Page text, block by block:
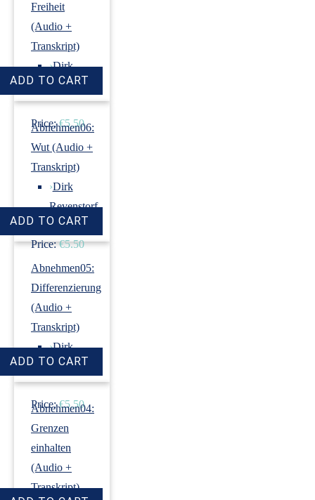
Freiheit
(Audio +
Transkript)
›Dirk
Revenstorf
Price: €5.50
Abnehmen06:
Wut (Audio +
Transkript)
›Dirk
Revenstorf
Price: €5.50
Abnehmen05:
Differenzierung
(Audio +
Transkript)
›Dirk
Revenstorf
Price: €5.50
Abnehmen04:
Grenzen
einhalten
(Audio +
Transkript)